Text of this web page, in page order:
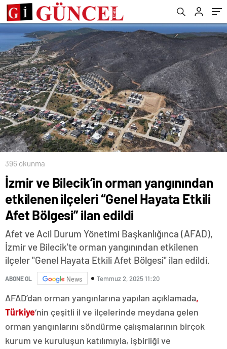
Bölgesi” ilan edildi
396 okunma
İzmir ve Bilecik’in orman yangınından
etkilenen ilçeleri “Genel Hayata Etkili
Afet Bölgesi” ilan edildi
Afet ve Acil Durum Yönetimi Başkanlığınca (AFAD),
İzmir ve Bilecik'te orman yangınından etkilenen
ilçeler "Genel Hayata Etkili Afet Bölgesi" ilan edildi.
ABONE OL News Temmuz 2, 2025 11:20
AFAD’dan orman yangınlarına yapılan açıklamada,
Türkiye‘nin çeşitli il ve ilçelerinde meydana gelen
orman yangınlarını söndürme çalışmalarının birçok
kurum ve kuruluşun katılımıyla, işbirliği ve